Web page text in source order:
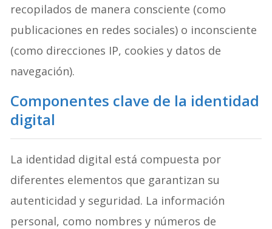
recopilados de manera consciente (como
publicaciones en redes sociales) o inconsciente
(como direcciones IP, cookies y datos de
navegación).
Componentes clave de la identidad
digital
La identidad digital está compuesta por
diferentes elementos que garantizan su
autenticidad y seguridad. La información
personal, como nombres y números de